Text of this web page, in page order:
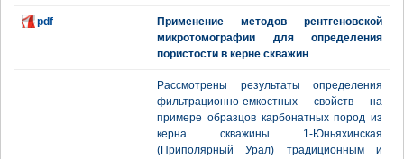
pdf
Применение методов рентгеновской
микротомографии для определения
пористости в керне скважин
Рассмотрены результаты определения
фильтрационно-емкостных свойств на
примере образцов карбонатных пород из
керна скважины 1-Юньяхинская
(Приполярный Урал) традиционным и